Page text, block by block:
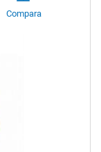
Compara